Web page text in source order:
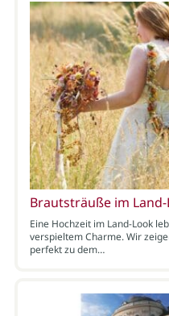
Brautsträuße im
Eine Hochzeit im Land-Look
verspieltem Charme. Wir
perfekt zu dem…